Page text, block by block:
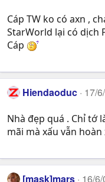
Cáp TW ko có axn ,
StarWorld lại có dịch
Cáp
Hiendaoduc 17/
Nhà đẹp quá . Chỉ tớ
mãi mà xấu vẫn hoàn
[mask]mars 16/